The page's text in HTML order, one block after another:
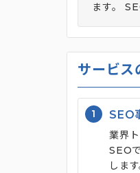
ます。
サービス
1 SEO
業界
SEO
しま